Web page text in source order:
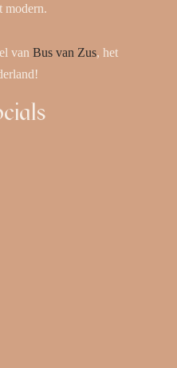
modern.
vanBus van Zus, het